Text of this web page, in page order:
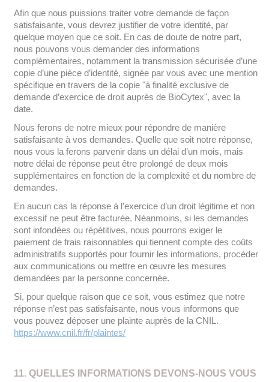
Afin que nous puissions traiter votre demande de façon
satisfaisante, vous devrez justifier de votre identité, par
quelque moyen que ce soit. En cas de doute de notre part,
nous pouvons vous demander des informations
complémentaires, notamment la transmission sécurisée d’une
copie d’une pièce d’identité, signée par vous avec une mention
spécifique en travers de la copie "à finalité exclusive de
demande d’exercice de droit auprès de BioCytex", avec la
date.
Nous ferons de notre mieux pour répondre de manière
satisfaisante à vos demandes. Quelle que soit notre réponse,
nous vous la ferons parvenir dans un délai d’un mois, mais
notre délai de réponse peut être prolongé de deux mois
supplémentaires en fonction de la complexité et du nombre de
demandes.
En aucun cas la réponse à l’exercice d’un droit légitime et non
excessif ne peut être facturée. Néanmoins, si les demandes
sont infondées ou répétitives, nous pourrons exiger le
paiement de frais raisonnables qui tiennent compte des coûts
administratifs supportés pour fournir les informations, procéder
aux communications ou mettre en œuvre les mesures
demandées par la personne concernée.
Si, pour quelque raison que ce soit, vous estimez que notre
réponse n’est pas satisfaisante, nous vous informons que
vous pouvez déposer une plainte auprès de la CNIL.
https://www.cnil.fr/fr/plaintes/
11. QUELLES INFORMATIONS DEVONS-NOUS VOUS